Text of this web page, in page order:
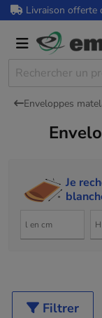
Livraison offerte
Enveloppes
Je
Filtrer